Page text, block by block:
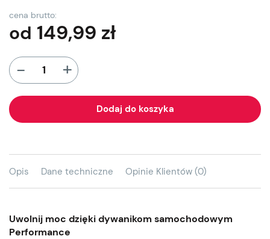
cena brutto:
od 149,99 zł
- +
Dodaj do koszyka
Opis Dane techniczne Opinie Klientów (0)
Uwolnij moc dzięki dywanikom samochodowym
Performance